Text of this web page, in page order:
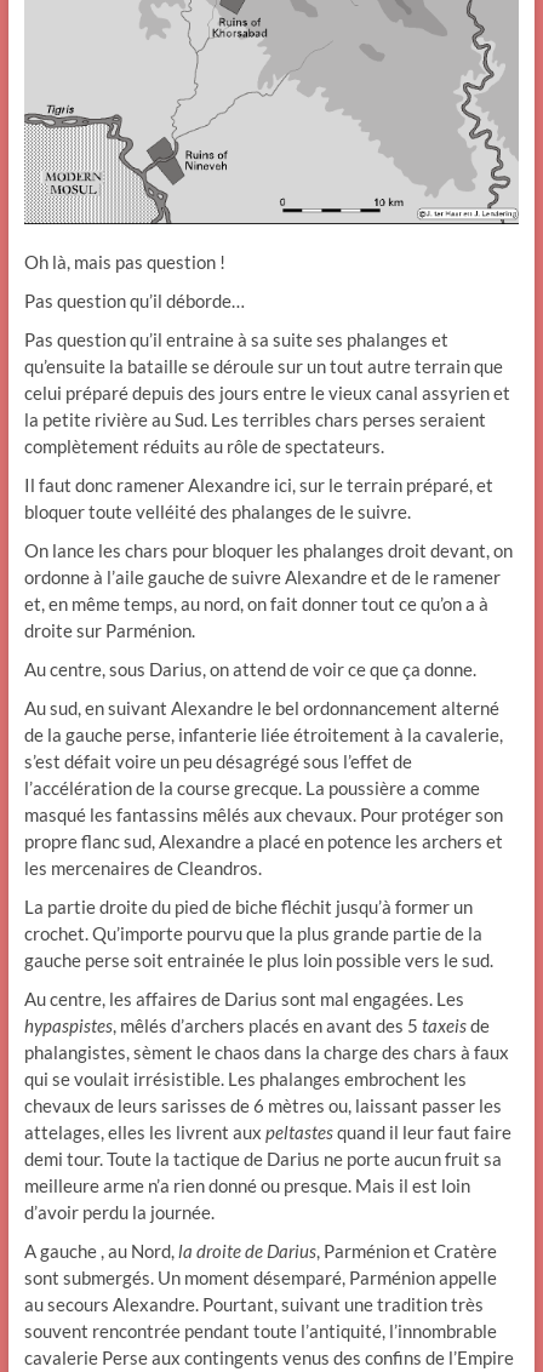
Oh là, mais pas question !
Pas question qu’il déborde…
Pas question qu’il entraine à sa suite ses phalanges et
qu’ensuite la bataille se déroule sur un tout autre terrain que
celui préparé depuis des jours entre le vieux canal assyrien et
la petite rivière au Sud. Les terribles chars perses seraient
complètement réduits au rôle de spectateurs.
Il faut donc ramener Alexandre ici, sur le terrain préparé, et
bloquer toute velléité des phalanges de le suivre.
On lance les chars pour bloquer les phalanges droit devant, on
ordonne à l’aile gauche de suivre Alexandre et de le ramener
et, en même temps, au nord, on fait donner tout ce qu’on a à
droite sur Parménion.
Au centre, sous Darius, on attend de voir ce que ça donne.
Au sud, en suivant Alexandre le bel ordonnancement alterné
de la gauche perse, infanterie liée étroitement à la cavalerie,
s’est défait voire un peu désagrégé sous l’effet de
l’accélération de la course grecque. La poussière a comme
masqué les fantassins mêlés aux chevaux. Pour protéger son
propre flanc sud, Alexandre a placé en potence les archers et
les mercenaires de Cleandros.
La partie droite du pied de biche fléchit jusqu’à former un
crochet. Qu’importe pourvu que la plus grande partie de la
gauche perse soit entrainée le plus loin possible vers le sud.
Au centre, les affaires de Darius sont mal engagées. Les
hypaspistes, mêlés d’archers placés en avant des 5 taxeisde
phalangistes, sèment le chaos dans la charge des chars à faux
qui se voulait irrésistible. Les phalanges embrochent les
chevaux de leurs sarisses de 6 mètres ou, laissant passer les
attelages, elles les livrent aux peltastesquand il leur faut faire
demi tour. Toute la tactique de Darius ne porte aucun fruit sa
meilleure arme n’a rien donné ou presque. Mais il est loin
d’avoir perdu la journée.
A gauche , au Nord,la droite de Darius, Parménion et Cratère
sont submergés. Un moment désemparé, Parménion appelle
au secours Alexandre. Pourtant, suivant une tradition très
souvent rencontrée pendant toute l’antiquité, l’innombrable
cavalerie Perse aux contingents venus des confins de l’Empire